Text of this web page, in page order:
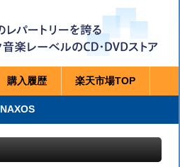
購入履歴 楽天市場TOP
NAXOS